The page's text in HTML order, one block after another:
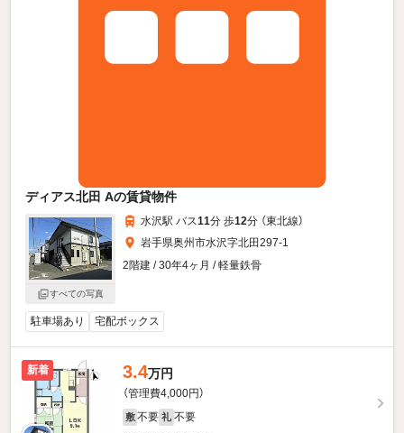
ディアス北田 Aの賃貸物件
すべての写真
水沢駅 バス11分 歩12分 （東北線）
岩手県奥州市水沢字北田297-1
2階建 / 30年4ヶ月 / 軽量鉄骨
駐車場あり 宅配ボックス
新着 3.4万円
（管理費4,000円）
敷 不要 礼 不要